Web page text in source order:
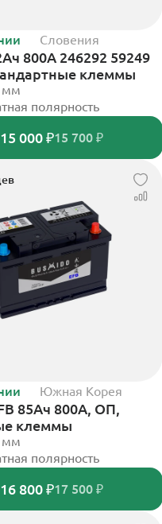
Словения
800А 246292 59249
клеммы
мм
полярность
15 000 ₽15 700 ₽
Южная Корея
85Ач 800А, ОП,
клеммы
мм
полярность
16 800 ₽17 500 ₽